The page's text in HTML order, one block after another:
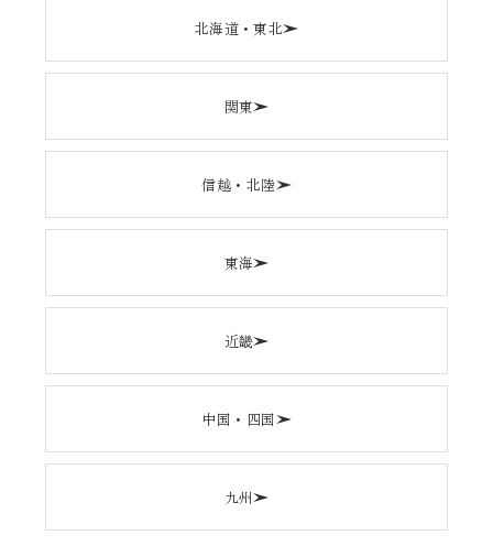
北海道・東北
関東
信越・北陸
東海
近畿
中国・四国
九州